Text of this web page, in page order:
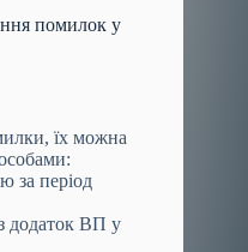
помилок у
їх можна
за період
додаток ВП у